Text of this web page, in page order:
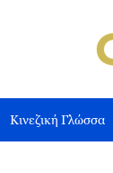
Κινεζική Γλώσσα